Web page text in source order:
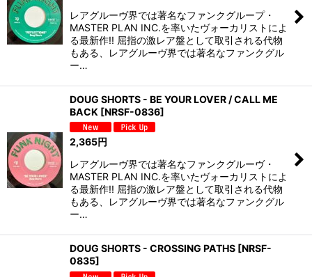
レアグルーヴ界では著名なファンクグループ・
MASTER PLAN INC.を率いたヴォーカリストによ
る最新作!! 屈指の激レア盤として取引される代物
もある、レアグルーヴ界では著名なファンクグル
ー…
DOUG SHORTS - BE YOUR LOVER / CALL ME
BACK [NRSF-0836]
2,365円
レアグルーヴ界では著名なファンクグルーヴ・
MASTER PLAN INC.を率いたヴォーカリストによ
る最新作!! 屈指の激レア盤として取引される代物
もある、レアグルーヴ界では著名なファンクグル
ー…
DOUG SHORTS - CROSSING PATHS [NRSF-
0835]